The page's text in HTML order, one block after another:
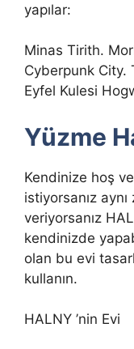
yapılar:
Minas Tirith.
Cyberpunk City.
Eyfel Kulesi
Yüzme
Kendinize hoş
istiyorsanız
veriyorsanız
kendinizde
olan bu evi
kullanın.
HALNY ’nin Evi